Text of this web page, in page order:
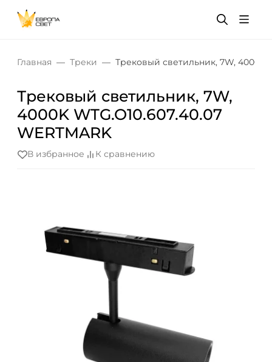
Главная Треки Трековый светильник, 7W, 4000K
Трековый светильник, 7W,
4000K WTG.O10.607.40.07
WERTMARK
В избранное К сравнению